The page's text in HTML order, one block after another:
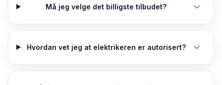
Må jeg velge det billigste tilbudet?
Hvordan vet jeg at elektrikeren er autorisert?